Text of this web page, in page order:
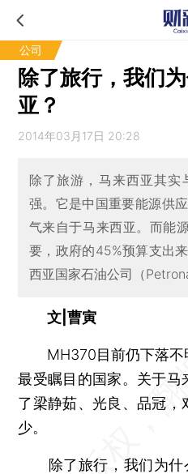
公司
除了旅行，我们
亚？
2014年03月17日 20:28
除了旅游，马来西亚其实
强。它是中国重要能源供
气来自于马来西亚。而能
要，政府的45%预算支出
西亚国家石油公司（
文|曹寅
MH370目前仍下落不
最受瞩目的国家。关于马
了梁静茹、光良、品冠
少。
除了旅行，我们为什